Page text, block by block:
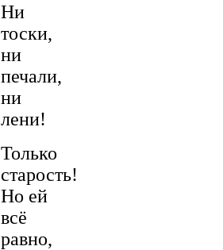
Ни
тоски,
ни
печали,
ни
лени!
Только
старость!
Но ей
всё
равно,